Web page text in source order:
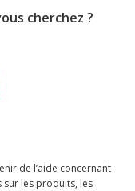
cherchez ?
de l’aide concernant
sur les produits, les